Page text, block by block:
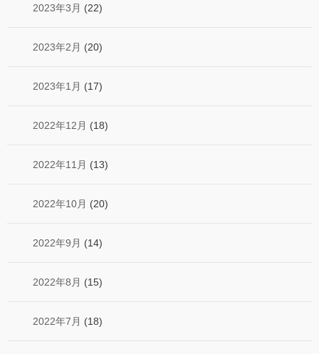
2023年3月 (22)
2023年2月 (20)
2023年1月 (17)
2022年12月 (18)
2022年11月 (13)
2022年10月 (20)
2022年9月 (14)
2022年8月 (15)
2022年7月 (18)